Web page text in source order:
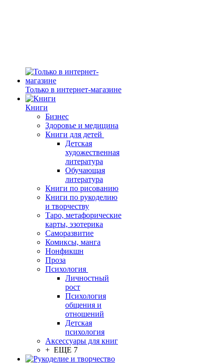
Только в интернет-магазине
Книги
Бизнес
Здоровье и медицина
Книги для детей
Детская
художественная
литература
Обучающая
литература
Книги по рисованию
Книги по рукоделию
и творчеству
Таро, метафорические
карты, эзотерика
Саморазвитие
Комиксы, манга
Нонфикшн
Проза
Психология
Личностный
рост
Психология
общения и
отношений
Детская
психология
Аксессуары для книг
+ ЕЩЕ 7